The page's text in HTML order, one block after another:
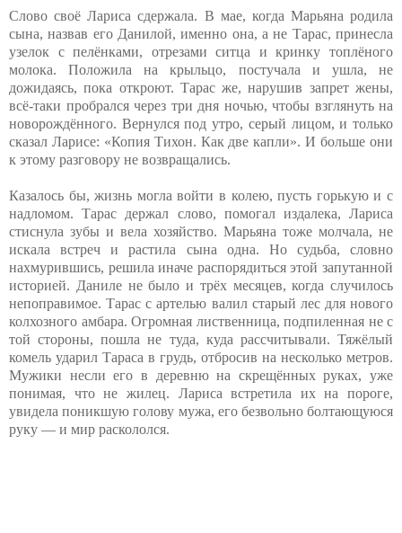
Слово своё Лариса сдержала. В мае, когда Марьяна родила
сына, назвав его Данилой, именно она, а не Тарас, принесла
узелок с пелёнками, отрезами ситца и кринку топлёного
молока. Положила на крыльцо, постучала и ушла, не
дожидаясь, пока откроют. Тарас же, нарушив запрет жены,
всё-таки пробрался через три дня ночью, чтобы взглянуть на
новорождённого. Вернулся под утро, серый лицом, и только
сказал Ларисе: «Копия Тихон. Как две капли». И больше они
к этому разговору не возвращались.
Казалось бы, жизнь могла войти в колею, пусть горькую и с
надломом. Тарас держал слово, помогал издалека, Лариса
стиснула зубы и вела хозяйство. Марьяна тоже молчала, не
искала встреч и растила сына одна. Но судьба, словно
нахмурившись, решила иначе распорядиться этой запутанной
историей. Даниле не было и трёх месяцев, когда случилось
непоправимое. Тарас с артелью валил старый лес для нового
колхозного амбара. Огромная лиственница, подпиленная не с
той стороны, пошла не туда, куда рассчитывали. Тяжёлый
комель ударил Тараса в грудь, отбросив на несколько метров.
Мужики несли его в деревню на скрещённых руках, уже
понимая, что не жилец. Лариса встретила их на пороге,
увидела поникшую голову мужа, его безвольно болтающуюся
руку — и мир раскололся.